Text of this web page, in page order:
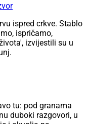
ispred crkve. Stablo
ispričamo,
izvijestili su u
tu: pod granama
duboki razgovori, u